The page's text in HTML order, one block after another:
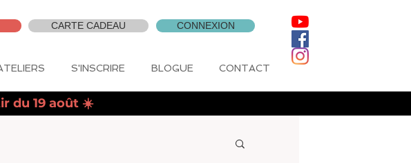
CARTE CADEAU CONNEXION
S'INSCRIRE BLOGUE CONTACT
du 19 août ☀️